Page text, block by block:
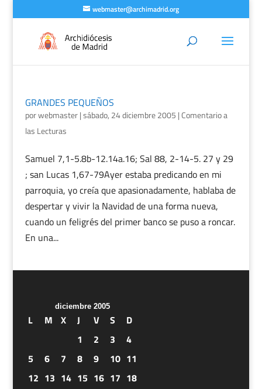
webmaster@archimadrid.org
GRANDES PEQUEÑOS
porwebmaster|sábado, 24 diciembre 2005 |Comentario a
las Lecturas
Samuel 7,1-5.8b-12.14a.16; Sal 88, 2-14-5. 27 y 29
; san Lucas 1,67-79Ayer estaba predicando en mi
parroquia, yo creía que apasionadamente, hablaba de
despertar y vivir la Navidad de una forma nueva,
cuando un feligrés del primer banco se puso a roncar.
En una...
diciembre 2005
L M X J V S
D
1
2 3
4
5
6 7 8 9 10 11
12 13 14 15 16 17 18